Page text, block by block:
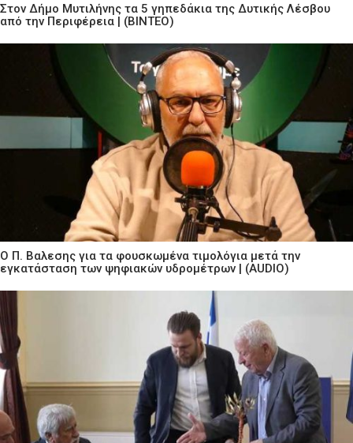
Στον Δήμο Μυτιλήνης τα 5 γηπεδάκια της Δυτικής Λέσβου
από την Περιφέρεια | (ΒΙΝΤΕΟ)
Ο Π. Βαλεσης για τα φουσκωμένα τιμολόγια μετά την
εγκατάσταση των ψηφιακών υδρομέτρων | (AUDIO)